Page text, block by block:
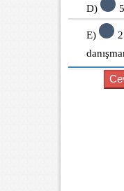
D)
E)